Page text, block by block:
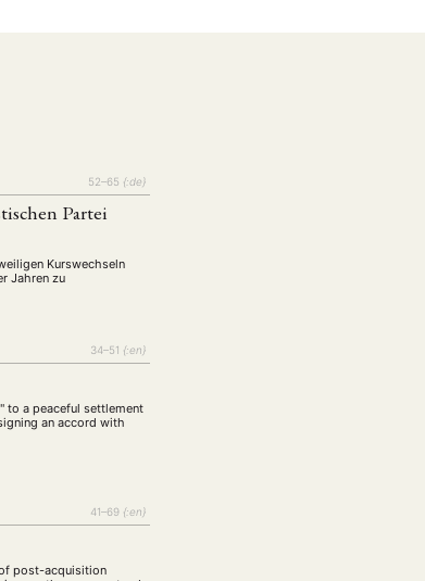
DER DGA
52–65 {:de}
Partei
Kurswechseln
Jahren zu
34–51 {:en}
to a peaceful settlement
an accord with
41–69 {:en}
post-acquisition